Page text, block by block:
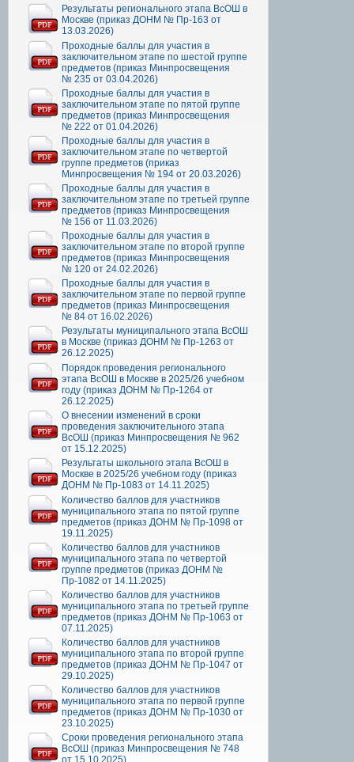
Результаты регионального этапа ВсОШ в
Москве (приказ ДОНМ № Пр-163 от
13.03.2026)
Проходные баллы для участия в
заключительном этапе по шестой группе
предметов (приказ Минпросвещения
№ 235 от 03.04.2026)
Проходные баллы для участия в
заключительном этапе по пятой группе
предметов (приказ Минпросвещения
№ 222 от 01.04.2026)
Проходные баллы для участия в
заключительном этапе по четвертой
группе предметов (приказ
Минпросвещения № 194 от 20.03.2026)
Проходные баллы для участия в
заключительном этапе по третьей группе
предметов (приказ Минпросвещения
№ 156 от 11.03.2026)
Проходные баллы для участия в
заключительном этапе по второй группе
предметов (приказ Минпросвещения
№ 120 от 24.02.2026)
Проходные баллы для участия в
заключительном этапе по первой группе
предметов (приказ Минпросвещения
№ 84 от 16.02.2026)
Результаты муниципального этапа ВсОШ
в Москве (приказ ДОНМ № Пр-1263 от
26.12.2025)
Порядок проведения регионального
этапа ВсОШ в Москве в 2025/26 учебном
году (приказ ДОНМ № Пр-1264 от
26.12.2025)
О внесении изменений в сроки
проведения заключительного этапа
ВсОШ (приказ Минпросвещения № 962
от 15.12.2025)
Результаты школьного этапа ВсОШ в
Москве в 2025/26 учебном году (приказ
ДОНМ № Пр-1083 от 14.11.2025)
Количество баллов для участников
муниципального этапа по пятой группе
предметов (приказ ДОНМ № Пр-1098 от
19.11.2025)
Количество баллов для участников
муниципального этапа по четвертой
группе предметов (приказ ДОНМ №
Пр-1082 от 14.11.2025)
Количество баллов для участников
муниципального этапа по третьей группе
предметов (приказ ДОНМ № Пр-1063 от
07.11.2025)
Количество баллов для участников
муниципального этапа по второй группе
предметов (приказ ДОНМ № Пр-1047 от
29.10.2025)
Количество баллов для участников
муниципального этапа по первой группе
предметов (приказ ДОНМ № Пр-1030 от
23.10.2025)
Сроки проведения регионального этапа
ВсОШ (приказ Минпросвещения № 748
от 15.10.2025)